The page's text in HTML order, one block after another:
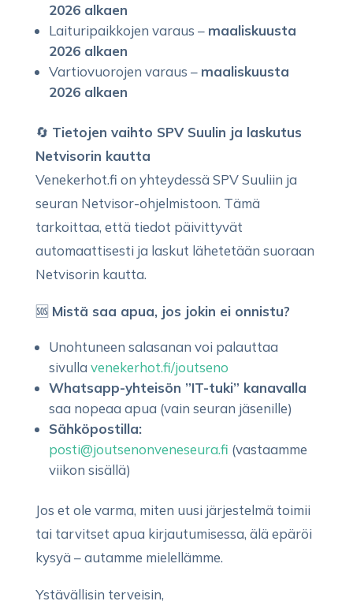
2026 alkaen
Laituripaikkojen varaus – maaliskuusta
2026 alkaen
Vartiovuorojen varaus – maaliskuusta
2026 alkaen
🔄 Tietojen vaihto SPV Suulin ja laskutus
Netvisorin kautta
Venekerhot.fi on yhteydessä SPV Suuliin ja
seuran Netvisor-ohjelmistoon. Tämä
tarkoittaa, että tiedot päivittyvät
automaattisesti ja laskut lähetetään suoraan
Netvisorin kautta.
🆘 Mistä saa apua, jos jokin ei onnistu?
Unohtuneen salasanan voi palauttaa
sivullavenekerhot.fi/joutseno
Whatsapp-yhteisön ”IT-tuki” kanavalla
saa nopeaa apua (vain seuran jäsenille)
Sähköpostilla:
posti@joutsenonveneseura.fi (vastaamme
viikon sisällä)
Jos et ole varma, miten uusi järjestelmä toimii
tai tarvitset apua kirjautumisessa, älä epäröi
kysyä – autamme mielellämme.
Ystävällisin terveisin,